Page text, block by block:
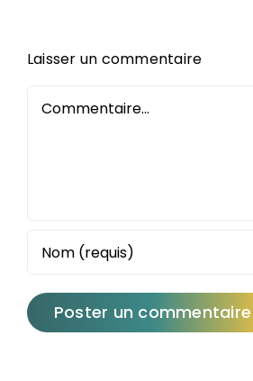
Laisser un commentaire